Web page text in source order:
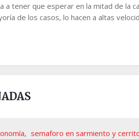
a tener que esperar en la mitad de la
de los casos, lo hacen a altas
, semaforo en sarmiento y